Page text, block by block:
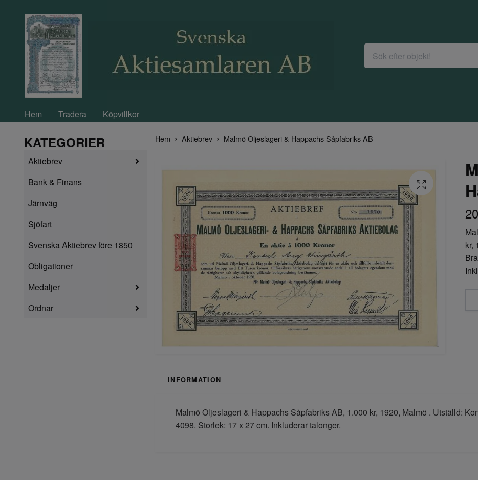
Hem Tradera Köpvillkor
KATEGORIER
Aktiebrev
Bank & Finans
Järnväg
Sjöfart
Svenska Aktiebrev före 1850
Obligationer
Medaljer
Ordnar
Hem Aktiebrev Malmö Oljeslageri & Happachs Såpfabriks AB
kr,
INFORMATION
Malmö Oljeslageri & Happachs Såpfabriks AB, 1.000 kr, 1920, Malmö . Utställd:
4098. Storlek: 17 x 27 cm. Inkluderar talonger.